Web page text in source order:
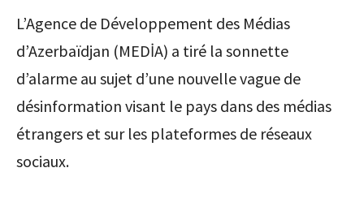
L’Agence de Développement des Médias
d’Azerbaïdjan (MEDİA) a tiré la sonnette
d’alarme au sujet d’une nouvelle vague de
désinformation visant le pays dans des médias
étrangers et sur les plateformes de réseaux
sociaux.